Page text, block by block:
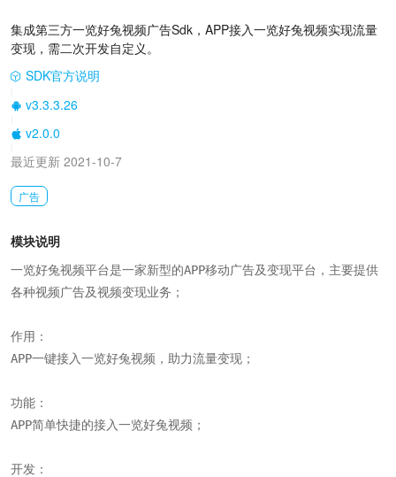
集成第三方一览好兔视频广告Sdk，APP接入一览好兔视频实现流量
变现，需二次开发自定义。
SDK官方说明
v3.3.3.26
v2.0.0
最近更新 2021-10-7
广告
模块说明
一览好兔视频平台是一家新型的APP移动广告及变现平台，主要提供
各种视频广告及视频变现业务；
作用：
APP一键接入一览好兔视频，助力流量变现；
功能：
APP简单快捷的接入一览好兔视频；
开发：